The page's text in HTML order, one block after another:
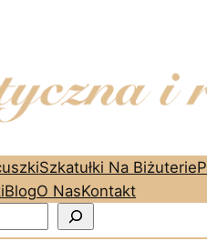
Szkatułki Na Biżuterie
BlogO NasKontakt